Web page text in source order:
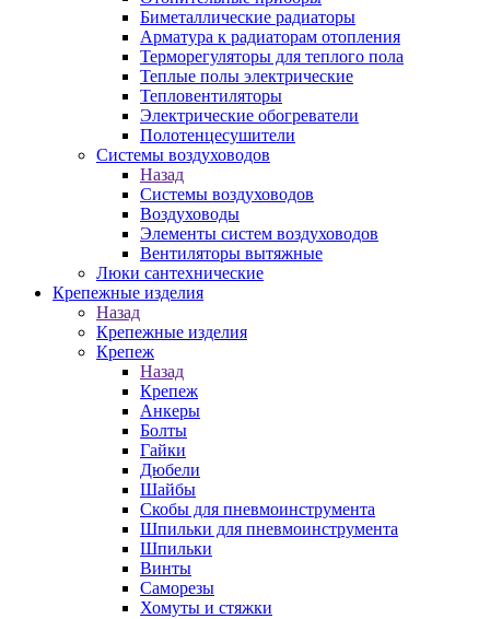
Биметаллические радиаторы
Арматура к радиаторам отопления
Терморегуляторы для теплого пола
Теплые полы электрические
Тепловентиляторы
Электрические обогреватели
Полотенцесушители
Системы воздуховодов
Назад
Системы воздуховодов
Воздуховоды
Элементы систем воздуховодов
Вентиляторы вытяжные
Люки сантехнические
Крепежные изделия
Назад
Крепежные изделия
Крепеж
Назад
Крепеж
Анкеры
Болты
Гайки
Дюбели
Шайбы
Скобы для пневмоинструмента
Шпильки для пневмоинструмента
Шпильки
Винты
Саморезы
Хомуты и стяжки